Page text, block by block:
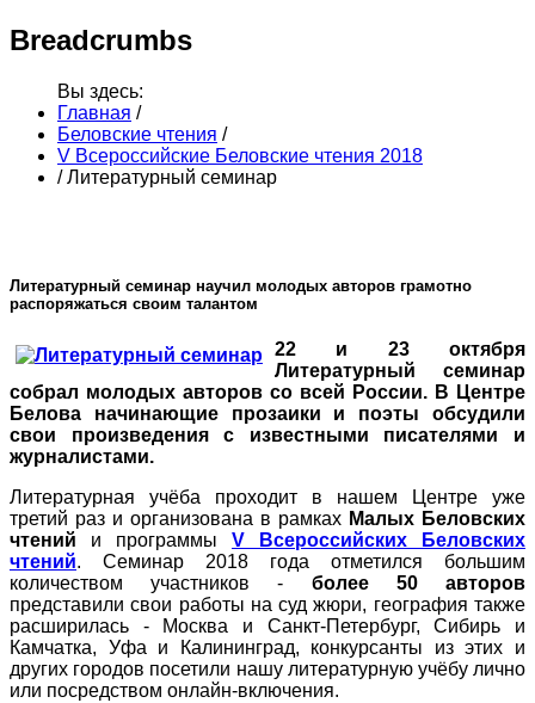
Breadcrumbs
Вы здесь:
Главная /
Беловские чтения /
V Всероссийские Беловские чтения 2018
/ Литературный семинар
Литературный семинар научил молодых авторов грамотно
распоряжаться своим талантом
22 и 23 октября
Литературный семинар
собрал молодых авторов со всей России. В Центре
Белова начинающие прозаики и поэты обсудили
свои произведения с известными писателями и
журналистами.
Литературная учёба проходит в нашем Центре уже
третий раз и организована в рамках Малых Беловских
чтений и программы V Всероссийских Беловских
чтений. Семинар 2018 года отметился большим
количеством участников - более 50 авторов
представили свои работы на суд жюри, география также
расширилась - Москва и Санкт-Петербург, Сибирь и
Камчатка, Уфа и Калининград, конкурсанты из этих и
других городов посетили нашу литературную учёбу лично
или посредством онлайн-включения.